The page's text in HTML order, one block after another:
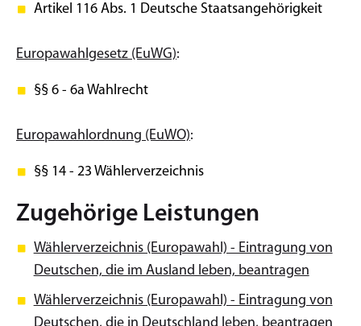
Artikel 116 Abs. 1 Deutsche Staatsangehörigkeit
Europawahlgesetz (EuWG):
§§ 6 - 6a Wahlrecht
Europawahlordnung (EuWO):
§§ 14 - 23 Wählerverzeichnis
Zugehörige Leistungen
Wählerverzeichnis (Europawahl) - Eintragung von
Deutschen, die im Ausland leben, beantragen
Wählerverzeichnis (Europawahl) - Eintragung von